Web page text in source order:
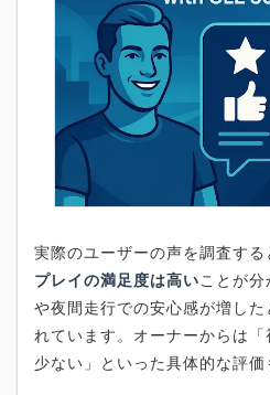
実際のユーザーの声を調査する
プレイの満足度は高いことが
や夜間走行での安心感が増し
れています。オーナーからは
少ない」といった具体的な評価